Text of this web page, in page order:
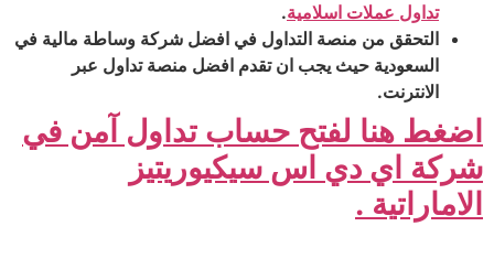
تداول عملات اسلامية.
التحقق من منصة التداول في افضل شركة وساطة مالية في
السعودية حيث يجب ان تقدم افضل منصة تداول عبر
الانترنت.
اضغط هنا لفتح حساب تداول آمن في
شركة اي دي اس سيكيوريتيز
الاماراتية .